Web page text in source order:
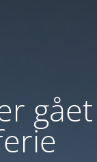
gået